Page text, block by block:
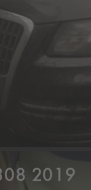
2019